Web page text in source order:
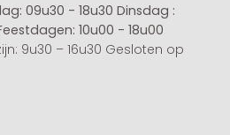
09u30 - 18u30 Dinsdag :
10u00 - 18u00
9u30 – 16u30 Gesloten op